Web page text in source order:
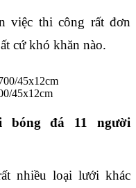
việc thi công rất đơn
cứ khó khăn nào.
45x12cm
bóng đá 11 người
nhiều loại lưới khác